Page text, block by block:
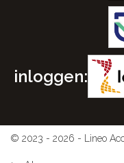
inloggen:
© 2023 - 2026 - Lineo